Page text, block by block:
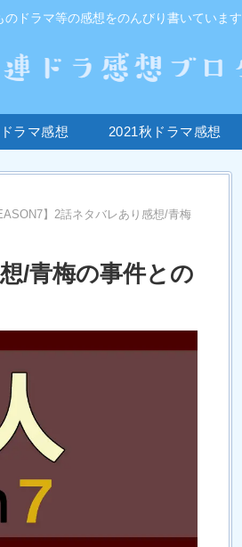
ドラマ等の感想をのんびり書いています
ラマ感想 2021秋ドラマ感想
】2話ネタバレあり感想/青梅
/青梅の事件との